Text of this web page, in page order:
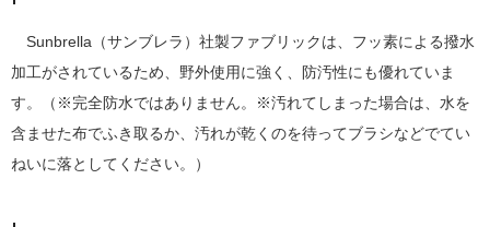
Sunbrella（サンブレラ）社製ファブリックは、フッ素による撥水
加工がされているため、野外使用に強く、防汚性にも優れていま
す。（※完全防水ではありません。※汚れてしまった場合は、水を
含ませた布でふき取るか、汚れが乾くのを待ってブラシなどでてい
ねいに落としてください。）